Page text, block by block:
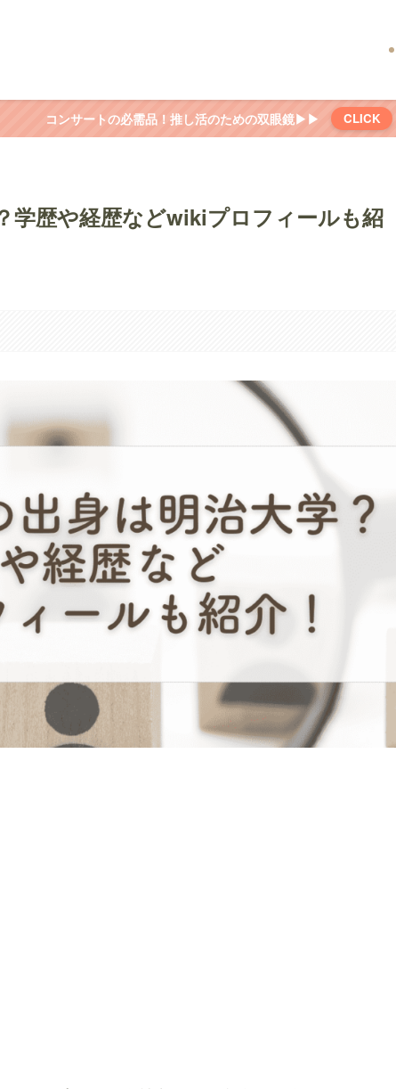
コンサートの必需品！推し活のための双眼鏡▶▶ CLICK
学歴や経歴などwikiプロフィールも紹